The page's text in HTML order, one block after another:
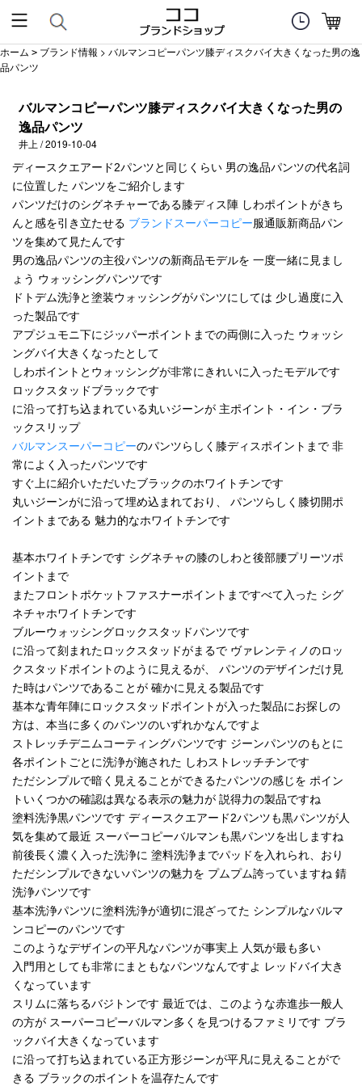
ホーム > ブランド情報 > バルマンコピーパンツ膝ディスクバイ大きくなった男の逸
品パンツ
バルマンコピーパンツ膝ディスクバイ大きくなった男の
逸品パンツ
井上 / 2019-10-04
ディースクエアード2パンツと同じくらい 男の逸品パンツの代名詞
に位置した パンツをご紹介します
パンツだけのシグネチャーである膝ディス陣 しわポイントがきち
んと感を引き立たせる ブランドスーパーコピー服通販新商品パン
ツを集めて見たんです
男の逸品パンツの主役パンツの新商品モデルを 一度一緒に見まし
ょう ウォッシングパンツです
ドトデム洗浄と塗装ウォッシングがパンツにしては 少し過度に入
った製品です
アプジュモニ下にジッパーポイントまでの両側に入った ウォッシ
ングバイ大きくなったとして
しわポイントとウォッシングが非常にきれいに入ったモデルです
ロックスタッドブラックです
に沿って打ち込まれている丸いジーンが 主ポイント・イン・ブラ
ックスリップ
バルマンスーパーコピーのパンツらしく膝ディスポイントまで 非
常によく入ったパンツです
すぐ上に紹介いただいたブラックのホワイトチンです
丸いジーンがに沿って埋め込まれており、 パンツらしく膝切開ポ
イントまである 魅力的なホワイトチンです
基本ホワイトチンです シグネチャの膝のしわと後部腰プリーツポ
イントまで
またフロントポケットファスナーポイントまですべて入った シグ
ネチャホワイトチンです
ブルーウォッシングロックスタッドパンツです
に沿って刻まれたロックスタッドがまるで ヴァレンティノのロッ
クスタッドポイントのように見えるが、 パンツのデザインだけ見
た時はパンツであることが 確かに見える製品です
基本な青年陣にロックスタッドポイントが入った製品にお探しの
方は、本当に多くのパンツのいずれかなんですよ
ストレッチデニムコーティングパンツです ジーンパンツのもとに
各ポイントごとに洗浄が施された しわストレッチチンです
ただシンプルで暗く見えることができるたパンツの感じを ポイン
トいくつかの確認は異なる表示の魅力が 説得力の製品ですね
塗料洗浄黒パンツです ディースクエアード2パンツも黒パンツが人
気を集めて最近 スーパーコピーバルマンも黒パンツを出しますね
前後長く濃く入った洗浄に 塗料洗浄までパッドを入れられ、おり
ただシンプルできないパンツの魅力を プムプム誇っていますね 錆
洗浄パンツです
基本洗浄パンツに塗料洗浄が適切に混ざってた シンプルなバルマ
ンコピーのパンツです
このようなデザインの平凡なパンツが事実上 人気が最も多い
入門用としても非常にまともなパンツなんですよ レッドバイ大き
くなっています
スリムに落ちるバジトンです 最近では、このような赤進歩一般人
の方が スーパーコピーバルマン多くを見つけるファミリです ブラ
ックバイ大きくなっています
に沿って打ち込まれている正方形ジーンが平凡に見えることがで
きる ブラックのポイントを温存たんです